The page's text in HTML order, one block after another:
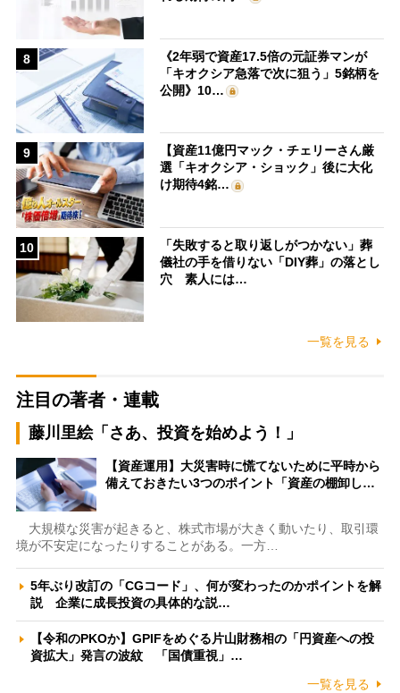
8
《2年弱で資産17.5倍の元証券マンが
「キオクシア急落で次に狙う」5銘柄を
公開》10…
9
【資産11億円マック・チェリーさん厳
選「キオクシア・ショック」後に大化
け期待4銘…
10
「失敗すると取り返しがつかない」葬
儀社の手を借りない「DIY葬」の落とし
穴 素人には…
一覧を見る
注目の著者・連載
藤川里絵「さあ、投資を始めよう！」
【資産運用】大災害時に慌てないために平時から
備えておきたい3つのポイント「資産の棚卸し…
大規模な災害が起きると、株式市場が大きく動いたり、取引環
境が不安定になったりすることがある。一方…
5年ぶり改訂の「CGコード」、何が変わったのかポイントを解
説 企業に成長投資の具体的な説…
【令和のPKOか】GPIFをめぐる片山財務相の「円資産への投
資拡大」発言の波紋 「国債重視」…
一覧を見る